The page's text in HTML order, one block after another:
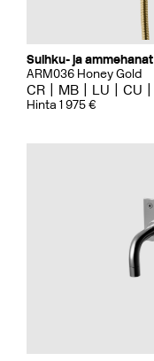
Suihku- ja ammehanat
ARM036 Honey Gold
CR MB LU CU
Hinta 1 975 €